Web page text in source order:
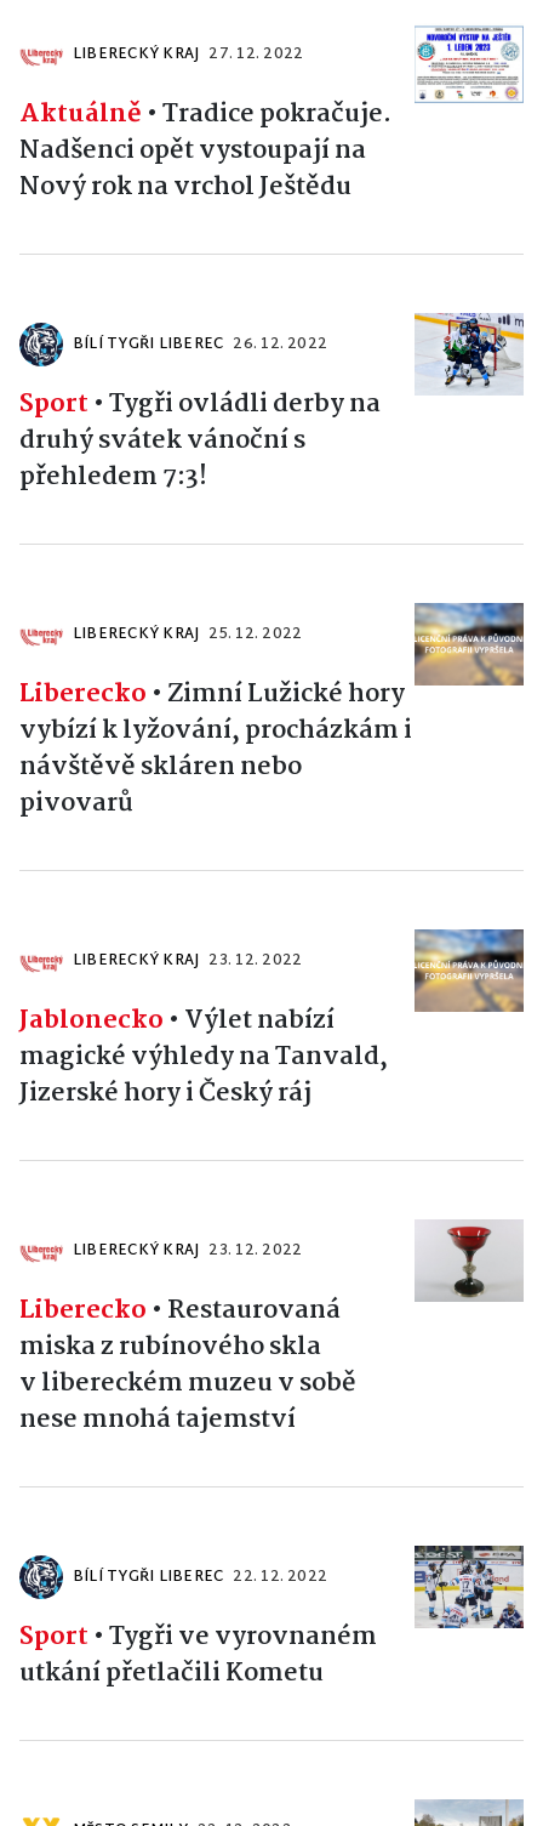
LIBERECKÝ KRAJ 27. 12. 2022
Aktuálně •Tradice pokračuje.
Nadšenci opět vystoupají na
Nový rok na vrchol Ještědu
BÍLÍ TYGŘI LIBEREC 26. 12. 2022
Sport •Tygři ovládli derby na
druhý svátek vánoční s
přehledem 7:3!
LIBERECKÝ KRAJ 25. 12. 2022
Liberecko • Zimní Lužické hory
vybízí k lyžování, procházkám i
návštěvě skláren nebo
pivovarů
LIBERECKÝ KRAJ 23. 12. 2022
Jablonecko • Výlet nabízí
magické výhledy na Tanvald,
Jizerské hory i Český ráj
LIBERECKÝ KRAJ 23. 12. 2022
Liberecko • Restaurovaná
miska z rubínového skla
v libereckém muzeu v sobě
nese mnohá tajemství
BÍLÍ TYGŘI LIBEREC 22. 12. 2022
Sport •Tygři ve vyrovnaném
utkání přetlačili Kometu